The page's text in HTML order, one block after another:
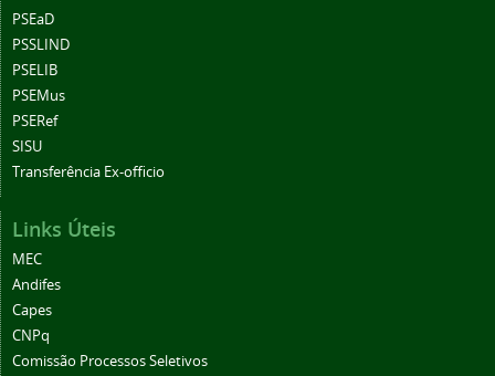
PSEaD
PSSLIND
PSELIB
PSEMus
PSERef
SISU
Transferência Ex-officio
Links Úteis
MEC
Andifes
Capes
CNPq
Comissão Processos Seletivos